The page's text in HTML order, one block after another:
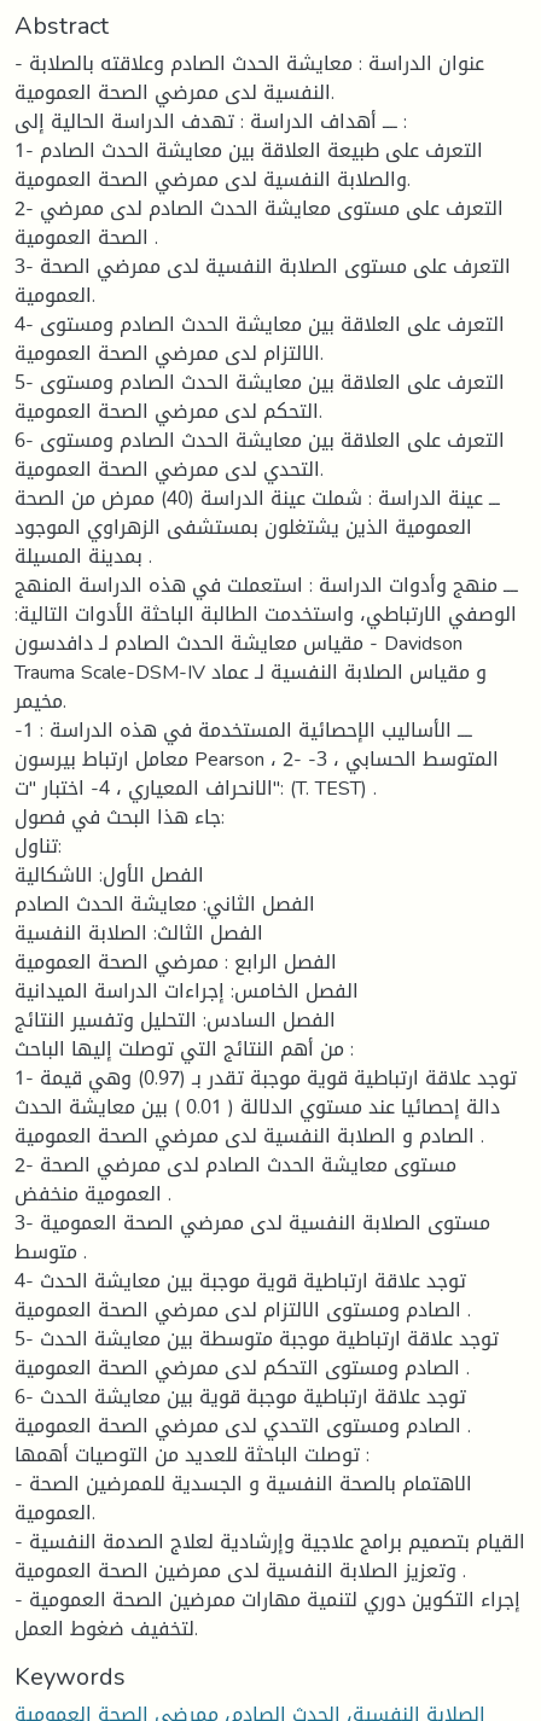
Abstract
- عنوان الدراسة : معايشة الحدث الصادم وعلاقته بالصلابة
النفسية لدى ممرضي الصحة العمومية.
ــــ أهداف الدراسة : تهدف الدراسة الحالية إلى :
1- التعرف على طبيعة العلاقة بين معايشة الحدث الصادم
والصلابة النفسية لدى ممرضي الصحة العمومية.
2- التعرف على مستوى معايشة الحدث الصادم لدى ممرضي
الصحة العمومية .
3- التعرف على مستوى الصلابة النفسية لدى ممرضي الصحة
العمومية.
4- التعرف على العلاقة بين معايشة الحدث الصادم ومستوى
الالتزام لدى ممرضي الصحة العمومية.
5- التعرف على العلاقة بين معايشة الحدث الصادم ومستوى
التحكم لدى ممرضي الصحة العمومية.
6- التعرف على العلاقة بين معايشة الحدث الصادم ومستوى
التحدي لدى ممرضي الصحة العمومية.
ـــ عينة الدراسة : شملت عينة الدراسة (40) ممرض من الصحة
العمومية الذين يشتغلون بمستشفى الزهراوي الموجود
بمدينة المسيلة .
ــــ منهج وأدوات الدراسة : استعملت في هذه الدراسة المنهج
الوصفي الارتباطي، واستخدمت الطالبة الباحثة الأدوات التالية:
- مقياس معايشة الحدث الصادم لـ دافدسون Davidson
Trauma Scale-DSM-IV و مقياس الصلابة النفسية لـ عماد
مخيمر.
ــــ الأساليب الإحصائية المستخدمة في هذه الدراسة : 1-
معامل ارتباط بيرسون Pearson ، 2- المتوسط الحسابي ، 3-
الانحراف المعياري ، 4- اختبار "ت": (T. TEST) .
جاء هذا البحث في فصول:
تناول:
الفصل الأول: الاشكالية
الفصل الثاني: معايشة الحدث الصادم
الفصل الثالث: الصلابة النفسية
الفصل الرابع : ممرضي الصحة العمومية
الفصل الخامس: إجراءات الدراسة الميدانية
الفصل السادس: التحليل وتفسير النتائج
من أهم النتائج التي توصلت إليها الباحث :
1- توجد علاقة ارتباطية قوية موجبة تقدر بـ (0.97) وهي قيمة
دالة إحصائيا عند مستوي الدلالة ( 0.01 ) بين معايشة الحدث
الصادم و الصلابة النفسية لدى ممرضي الصحة العمومية .
2- مستوى معايشة الحدث الصادم لدى ممرضي الصحة
العمومية منخفض .
3- مستوى الصلابة النفسية لدى ممرضي الصحة العمومية
متوسط .
4- توجد علاقة ارتباطية قوية موجبة بين معايشة الحدث
الصادم ومستوى الالتزام لدى ممرضي الصحة العمومية .
5- توجد علاقة ارتباطية موجبة متوسطة بين معايشة الحدث
الصادم ومستوى التحكم لدى ممرضي الصحة العمومية .
6- توجد علاقة ارتباطية موجبة قوية بين معايشة الحدث
الصادم ومستوى التحدي لدى ممرضي الصحة العمومية .
توصلت الباحثة للعديد من التوصيات أهمها :
- الاهتمام بالصحة النفسية و الجسدية للممرضين الصحة
العمومية.
- القيام بتصميم برامج علاجية وإرشادية لعلاج الصدمة النفسية
وتعزيز الصلابة النفسية لدى ممرضين الصحة العمومية .
- إجراء التكوين دوري لتنمية مهارات ممرضين الصحة العمومية
لتخفيف ضغوط العمل.
Keywords